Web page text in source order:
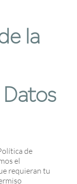
la
de
el
requieran tu